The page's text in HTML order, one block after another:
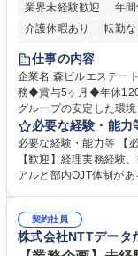
業界未経験歓迎
年
介護休暇あり
転勤な
経験者歓迎
完全週休2日制
交通
仕事の内容
企業名 森ビルエステートサービス株式
務◆賞与5ヶ月◆年休120日◆残
グループの安定した環
をお任せします。 労務
度改定などのコア業務に
理、給与計算、社会保
き、社内規定の改定や
でも質問・相談できる環
集職種 【森ビルG】人
リモート可
必要な経験・能力
必要な経験・能力等 【
【歓迎】経理実務経験
アルと部内OJT体制が
務に挑戦できるため、
きます。 残業少なめ、
契約社員
株式会社NTTデータ